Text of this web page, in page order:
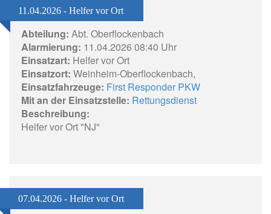
11.04.2026 - Helfer vor Ort
Abteilung: Abt. Oberflockenbach
Alarmierung: 11.04.2026 08:40 Uhr
Einsatzart: Helfer vor Ort
Einsatzort: Weinheim-Oberflockenbach,
Einsatzfahrzeuge: First Responder PKW
Mit an der Einsatzstelle: Rettungsdienst
Beschreibung:
Helfer vor Ort "NJ"
07.04.2026 - Helfer vor Ort